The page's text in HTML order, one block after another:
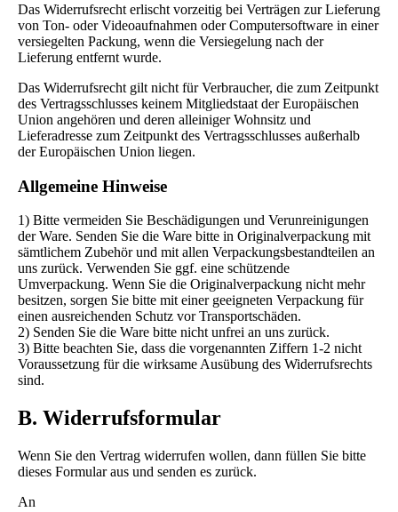
Das Widerrufsrecht erlischt vorzeitig bei Verträgen zur Lieferung
von Ton- oder Videoaufnahmen oder Computersoftware in einer
versiegelten Packung, wenn die Versiegelung nach der
Lieferung entfernt wurde.
Das Widerrufsrecht gilt nicht für Verbraucher, die zum Zeitpunkt
des Vertragsschlusses keinem Mitgliedstaat der Europäischen
Union angehören und deren alleiniger Wohnsitz und
Lieferadresse zum Zeitpunkt des Vertragsschlusses außerhalb
der Europäischen Union liegen.
Allgemeine Hinweise
1) Bitte vermeiden Sie Beschädigungen und Verunreinigungen
der Ware. Senden Sie die Ware bitte in Originalverpackung mit
sämtlichem Zubehör und mit allen Verpackungsbestandteilen an
uns zurück. Verwenden Sie ggf. eine schützende
Umverpackung. Wenn Sie die Originalverpackung nicht mehr
besitzen, sorgen Sie bitte mit einer geeigneten Verpackung für
einen ausreichenden Schutz vor Transportschäden.
2) Senden Sie die Ware bitte nicht unfrei an uns zurück.
3) Bitte beachten Sie, dass die vorgenannten Ziffern 1-2 nicht
Voraussetzung für die wirksame Ausübung des Widerrufsrechts
sind.
B. Widerrufsformular
Wenn Sie den Vertrag widerrufen wollen, dann füllen Sie bitte
dieses Formular aus und senden es zurück.
An